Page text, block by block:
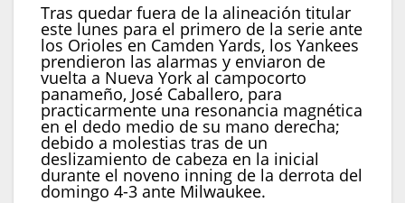
Tras quedar fuera de la alineación titular
este lunes para el primero de la serie ante
los Orioles en Camden Yards, los Yankees
prendieron las alarmas y enviaron de
vuelta a Nueva York al campocorto
panameño, José Caballero, para
practicarmente una resonancia magnética
en el dedo medio de su mano derecha;
debido a molestias tras de un
deslizamiento de cabeza en la inicial
durante el noveno inning de la derrota del
domingo 4-3 ante Milwaukee.